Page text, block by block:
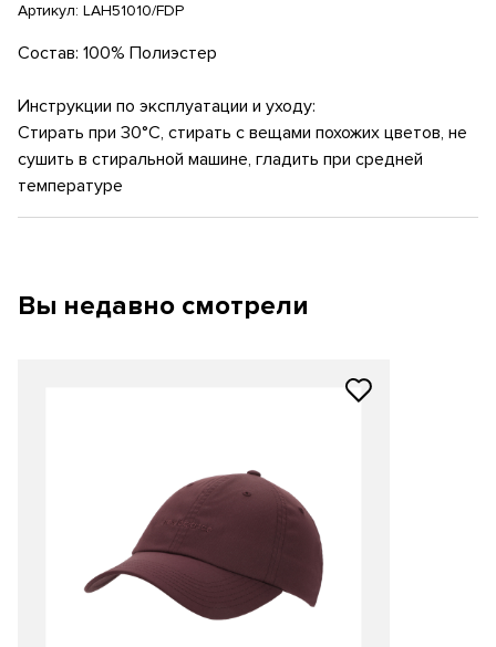
Артикул: LAH51010/FDP
Состав: 100% Полиэстер
Инструкции по эксплуатации и уходу:
Стирать при 30°C, стирать с вещами похожих цветов, не
сушить в стиральной машине, гладить при средней
температуре
Вы недавно смотрели